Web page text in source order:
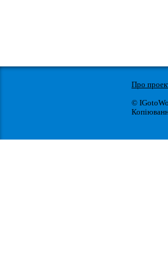
Про
©